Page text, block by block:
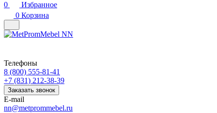
0
Избранное
0 Корзина
Телефоны
8 (800) 555-81-41
+7 (831) 212-38-39
Заказать звонок
E-mail
nn@metprommebel.ru